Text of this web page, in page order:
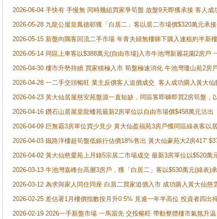
2026-06-04 手快有 手慢無 同時幾組買家爭筍盤 放盤9天即獲承接 客人
2026-05-28 九龍公屋皇鳳德邨獲「白居二」客以居二市場價$320萬元承接
2026-05-15 新盤向隅客回流二手市場 年青夫婦無樓睇下購入連租約半新
2026-05-14 同區上車客以$388萬元(自由市場)入市牛池灣新麗花園2房戶
2026-04-30 樓市升勢持續 買家積極入市 荀盤極速消化 牛池灣瓊山苑2房
2026-04-28 一二手交頭暢旺 業主反價客人追價成交 客人成功購入黃大
2026-04-23 黃大仙居屋慈安苑盤源一直短缺，同區客即睇即買2房筍盤，
2026-04-16 鑽石山居屋皇龍蟠苑最新2房單位以自由市場價$458萬元沽出
2026-04-09 巨無霸3房單位買少見少 黃大仙盈福苑3房戶獲同區綠表客以
2026-04-03 鐵路洋樓超筍盤低銀行估價18%售出 黃大仙豪苑大2房417'
2026-04-02 黃大仙慈愛苑上月錄5宗居二市場成交 最新3房單位以$520萬
2026-03-13 牛池灣嘉峰台高層3房戶，獲「白居二」客以$530萬元(綠表)
2026-03-12 為求與家人同住同座 白居二買家追價入市 成功購入黃大仙
2026-02-25 差估署1月樓價指數按月升0.5% 見逾一年半高位 投資者四
2026-02-19 2026一手新盤市場 一馬當先 交投暢旺 帶動整體樓市氣氛升